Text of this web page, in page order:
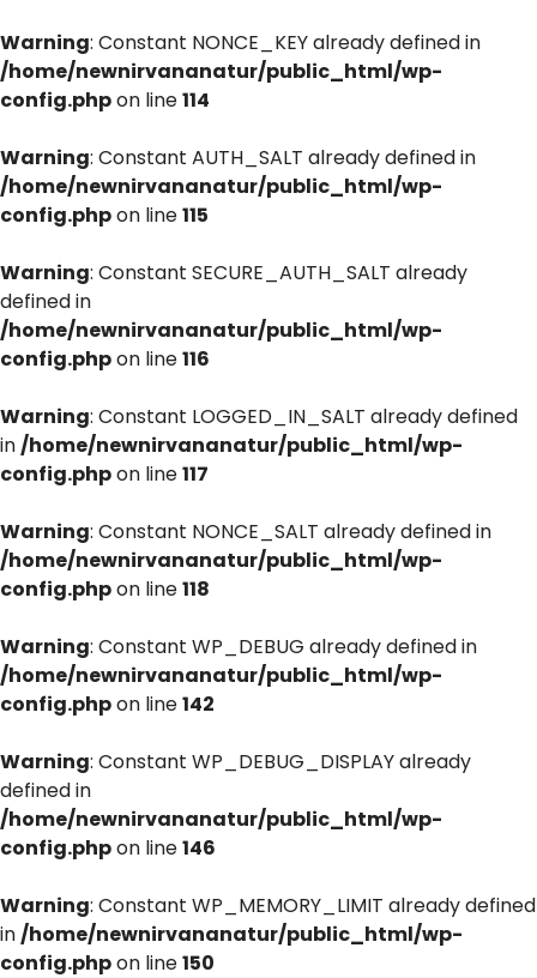
Warning: Constant NONCE_KEY already defined in
/home/newnirvananatur/public_html/wp-
config.phpon line114
Warning: Constant AUTH_SALT already defined in
/home/newnirvananatur/public_html/wp-
config.phpon line115
Warning: Constant SECURE_AUTH_SALT already
defined in
/home/newnirvananatur/public_html/wp-
config.phpon line116
Warning: Constant LOGGED_IN_SALT already defined
in/home/newnirvananatur/public_html/wp-
config.phpon line117
Warning: Constant NONCE_SALT already defined in
/home/newnirvananatur/public_html/wp-
config.phpon line118
Warning: Constant WP_DEBUG already defined in
/home/newnirvananatur/public_html/wp-
config.phpon line142
Warning: Constant WP_DEBUG_DISPLAY already
defined in
/home/newnirvananatur/public_html/wp-
config.phpon line146
Warning: Constant WP_MEMORY_LIMIT already defined
in/home/newnirvananatur/public_html/wp-
config.phpon line150